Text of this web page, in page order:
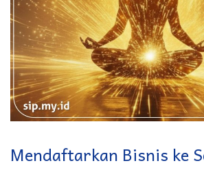
Mendaftarkan Bisnis ke